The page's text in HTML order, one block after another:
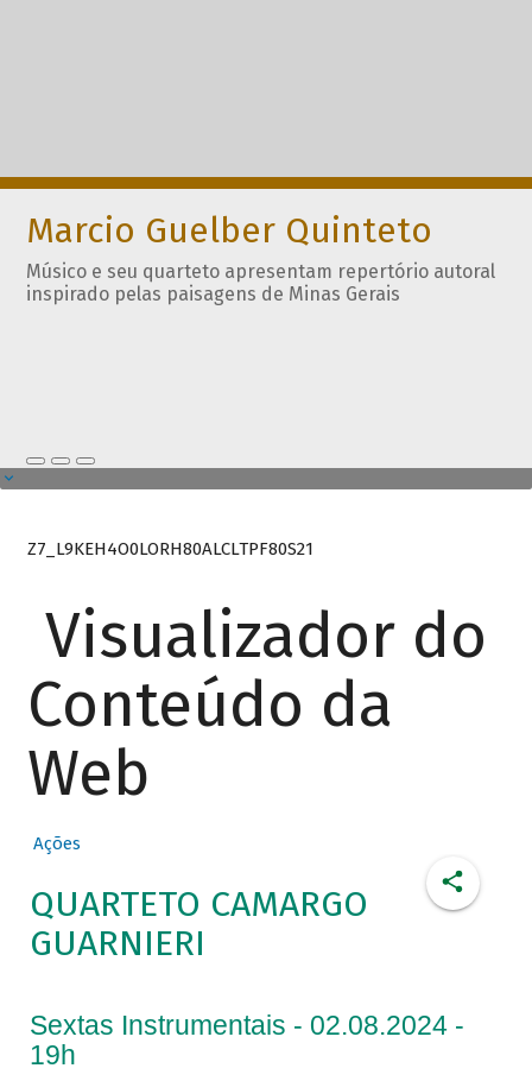
Marcio Guelber Quinteto
Músico e seu quarteto apresentam repertório autoral
inspirado pelas paisagens de Minas Gerais
Z7_L9KEH4O0LORH80ALCLTPF80S21
Visualizador do
Conteúdo da
Web
Ações
QUARTETO CAMARGO
GUARNIERI
Sextas Instrumentais - 02.08.2024 -
19h